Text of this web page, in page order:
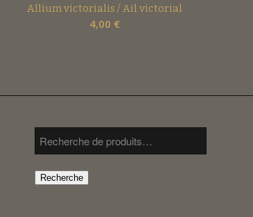
Allium victorialis / Ail victorial
4,00 €
Recherche